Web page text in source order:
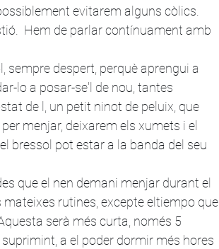
evitarem alguns còlics.
Hem de parlar contínuament amb
sempre despert, perquè aprengui a
lo a posar-se'l de nou, tantes
de l, un petit ninot de peluix, que
menjar, deixarem els xumets i el
bressol pot estar a la banda del seu
que el nen demani menjar durant el
rutines, excepte eltiempo que
serà més curta, només 5
a el poder dormir més hores